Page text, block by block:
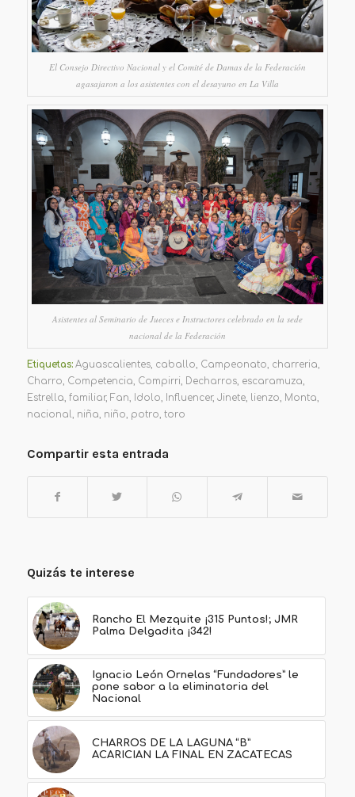
El Consejo Directivo Nacional y el Comité de Damas de la Federación
agasajaron a los asistentes con el desayuno en La Villa
Asistentes al Seminario de Jueces e Instructores celebrado en la sede
nacional de la Federación
Etiquetas: Aguascalientes, caballo, Campeonato, charreria,
Charro, Competencia, Compirri, Decharros, escaramuza,
Estrella, familiar, Fan, Idolo, Influencer, Jinete, lienzo, Monta,
nacional, niña, niño, potro, toro
Compartir esta entrada
Quizás te interese
Rancho El Mezquite ¡315 Puntos!; JMR
Palma Delgadita ¡342!
Ignacio León Ornelas “Fundadores” le
pone sabor a la eliminatoria del
Nacional
CHARROS DE LA LAGUNA “B”
ACARICIAN LA FINAL EN ZACATECAS